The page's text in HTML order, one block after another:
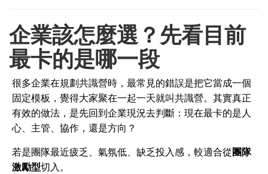
企業該怎麼選？先看目前
最卡的是哪一段
很多企業在規劃共識營時，最常見的錯誤是把它當成一個
固定模板，覺得大家聚在一起一天就叫共識營。其實真正
有效的做法，是先回到企業現況去判斷：現在最卡的是人
心、主管、協作，還是方向？
若是團隊最近疲乏、氣氛低、缺乏投入感，較適合從團隊
激勵型切入。